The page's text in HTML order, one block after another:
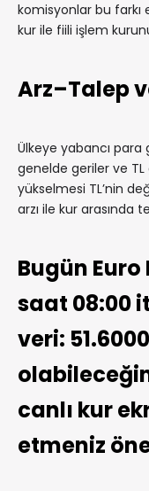
komisyonlar bu farkı
kur ile fiili işlem
Arz–Talep
Ülkeye yabancı para
genelde geriler ve TL
yükselmesi TL’nin
arzı ile kur arasında
Bugün Euro
saat 08:00
veri:
canlı kur
etmeniz